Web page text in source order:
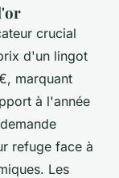
crucial
d'un lingot
marquant
à l'année
refuge face à
Les